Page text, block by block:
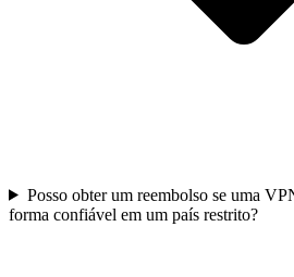
Posso obter um reembolso se uma
forma confiável em um país restrito?